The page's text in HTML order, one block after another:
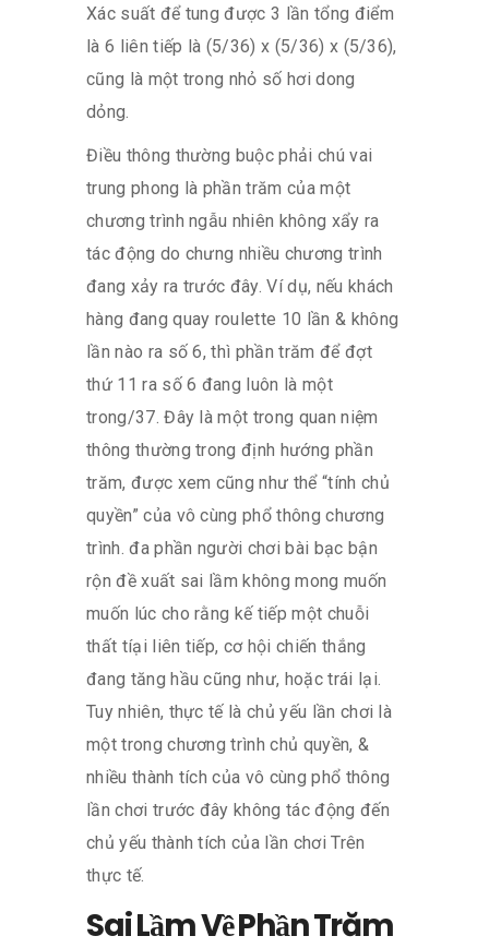
Xác suất để tung được 3 lần tổng điểm
là 6 liên tiếp là (5/36) x (5/36) x (5/36),
cũng là một trong nhỏ số hơi dong
dỏng.
Điều thông thường buộc phải chú vai
trung phong là phần trăm của một
chương trình ngẫu nhiên không xẩy ra
tác động do chưng nhiều chương trình
đang xảy ra trước đây. Ví dụ, nếu khách
hàng đang quay roulette 10 lần & không
lần nào ra số 6, thì phần trăm để đợt
thứ 11 ra số 6 đang luôn là một
trong/37. Đây là một trong quan niệm
thông thường trong định hướng phần
trăm, được xem cũng như thể “tính chủ
quyền” của vô cùng phổ thông chương
trình. đa phần người chơi bài bạc bận
rộn đề xuất sai lầm không mong muốn
muốn lúc cho rằng kế tiếp một chuỗi
thất tíại liên tiếp, cơ hội chiến thắng
đang tăng hầu cũng như, hoặc trái lại.
Tuy nhiên, thực tế là chủ yếu lần chơi là
một trong chương trình chủ quyền, &
nhiều thành tích của vô cùng phổ thông
lần chơi trước đây không tác động đến
chủ yếu thành tích của lần chơi Trên
thực tế.
Sai Lầm Về Phần Trăm